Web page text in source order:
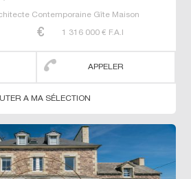
Contemporaine Gîte Maison
1 316 000 € F.A.I
APPELER
A MA SÉLECTION